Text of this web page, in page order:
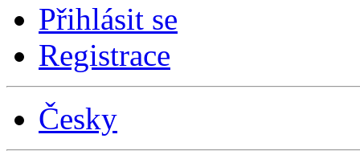
Přihlásit se
Registrace
Česky